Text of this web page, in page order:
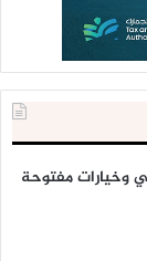
وخيارات مفتوحة